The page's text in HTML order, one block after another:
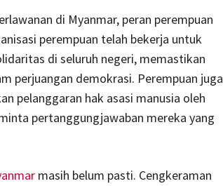
di Myanmar, peran perempuan
perempuan telah bekerja untuk
di seluruh negeri, memastikan
perjuangan demokrasi. Perempuan juga
pelanggaran hak asasi manusia oleh
pertanggungjawaban mereka yang
masih belum pasti. Cengkeraman